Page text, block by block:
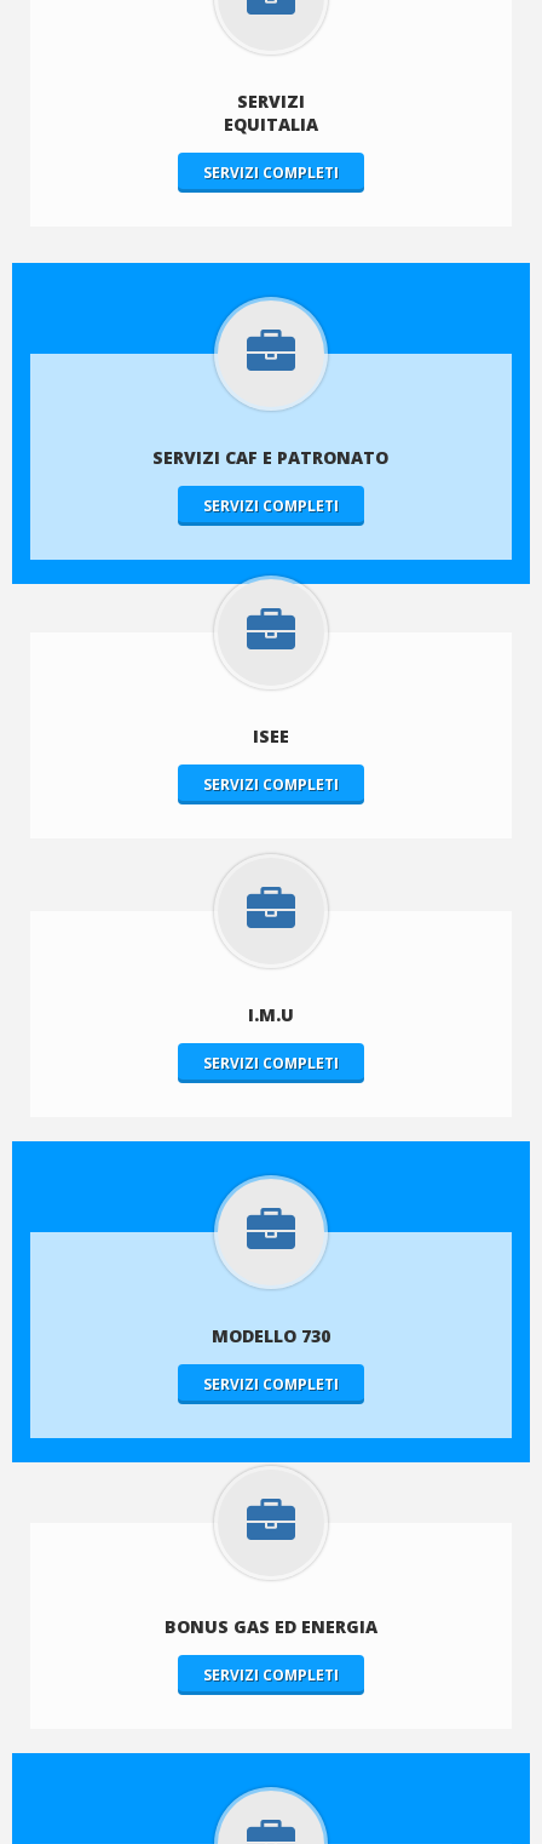
SERVIZI
EQUITALIA
SERVIZI COMPLETI
SERVIZI CAF E PATRONATO
SERVIZI COMPLETI
ISEE
SERVIZI COMPLETI
I.M.U
SERVIZI COMPLETI
MODELLO 730
SERVIZI COMPLETI
BONUS GAS ED ENERGIA
SERVIZI COMPLETI